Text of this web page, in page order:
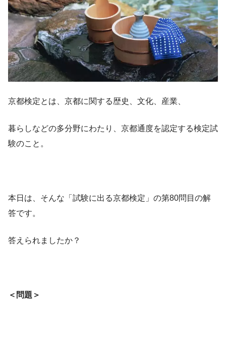
京都検定とは、京都に関する歴史、文化、産業、
暮らしなどの多分野にわたり、京都通度を認定する検定試
験のこと。
本日は、そんな「試験に出る京都検定」の第80問目の解
答です。
答えられましたか？
＜問題＞